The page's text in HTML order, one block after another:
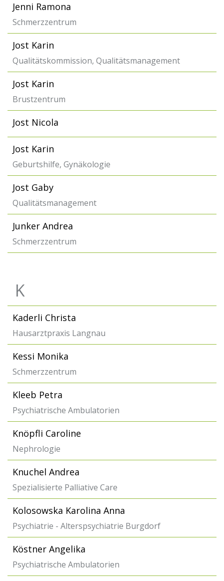
Jenni Ramona
Schmerzzentrum
Jost Karin
Qualitätskommission, Qualitätsmanagement
Jost Karin
Brustzentrum
Jost Nicola
Jost Karin
Geburtshilfe, Gynäkologie
Jost Gaby
Qualitätsmanagement
Junker Andrea
Schmerzzentrum
K
Kaderli Christa
Hausarztpraxis Langnau
Kessi Monika
Schmerzzentrum
Kleeb Petra
Psychiatrische Ambulatorien
Knöpfli Caroline
Nephrologie
Knuchel Andrea
Spezialisierte Palliative Care
Kolosowska Karolina Anna
Psychiatrie - Alterspsychiatrie Burgdorf
Köstner Angelika
Psychiatrische Ambulatorien